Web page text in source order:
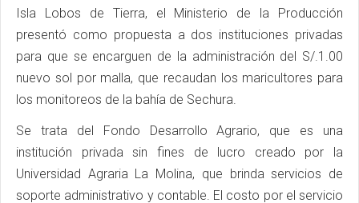
Isla Lobos de Tierra, el Ministerio de la Producción
presentó como propuesta a dos instituciones privadas
para que se encarguen de la administración del S/.1.00
nuevo sol por malla, que recaudan los maricultores para
los monitoreos de la bahía de Sechura.
Se trata del Fondo Desarrollo Agrario, que es una
institución privada sin fines de lucro creado por la
Universidad Agraria La Molina, que brinda servicios de
soporte administrativo y contable. El costo por el servicio